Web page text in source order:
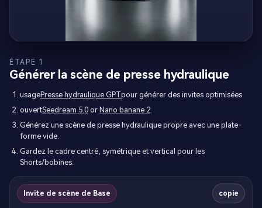
ÉTAPE 1
Générer la scène de presse hydraulique
usagePresse hydraulique GPTpour générer des invites optimisées.
ouvertSeedream 5.0 or Nano banane 2
Générez une scène de presse hydraulique propre avec une plate-
forme vide.
Gardez le cadre centré, symétrique et vertical pour les
Shorts/bobines.
Invite de scène de Base copie